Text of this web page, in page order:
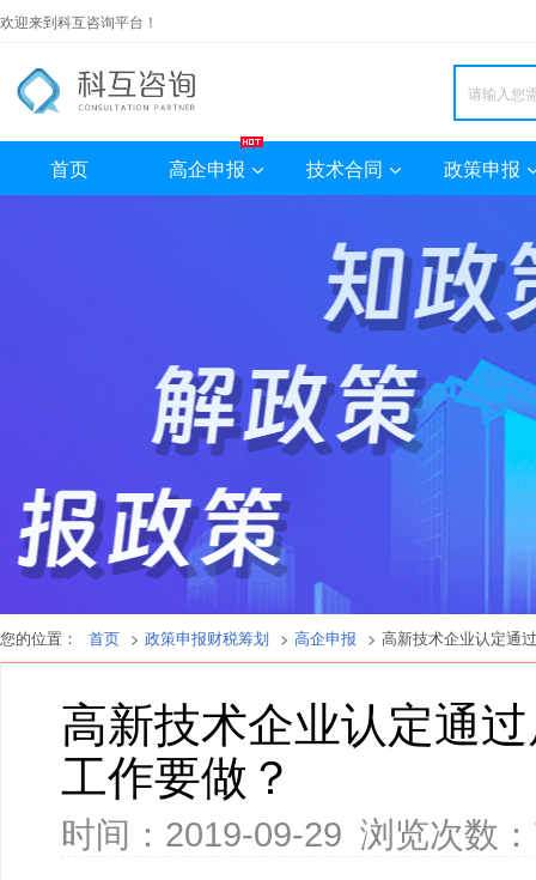
欢迎来到科互咨询平台！
首页 高企申报 技术合同 政策申报
您的位置： 首页 > 政策申报财税筹划 > 高企申报 > 高新技术企业认定通
高新技术企业认定通
工作要做？
时间：2019-09-29 浏览次数：